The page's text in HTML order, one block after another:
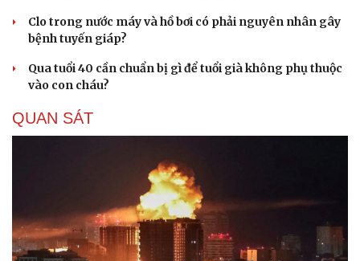
Clo trong nước máy và hồ bơi có phải nguyên nhân gây
bệnh tuyến giáp?
Qua tuổi 40 cần chuẩn bị gì để tuổi già không phụ thuộc
vào con cháu?
QUAN SÁT